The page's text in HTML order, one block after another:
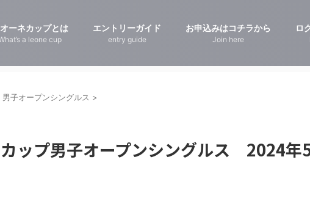
ーネカップとは
a leone cup
エントリーガイド
entry guide
お申込みはコチラから
Join here
ロ
男子オープンシングルス >
カップ男子オープンシングルス 2024年